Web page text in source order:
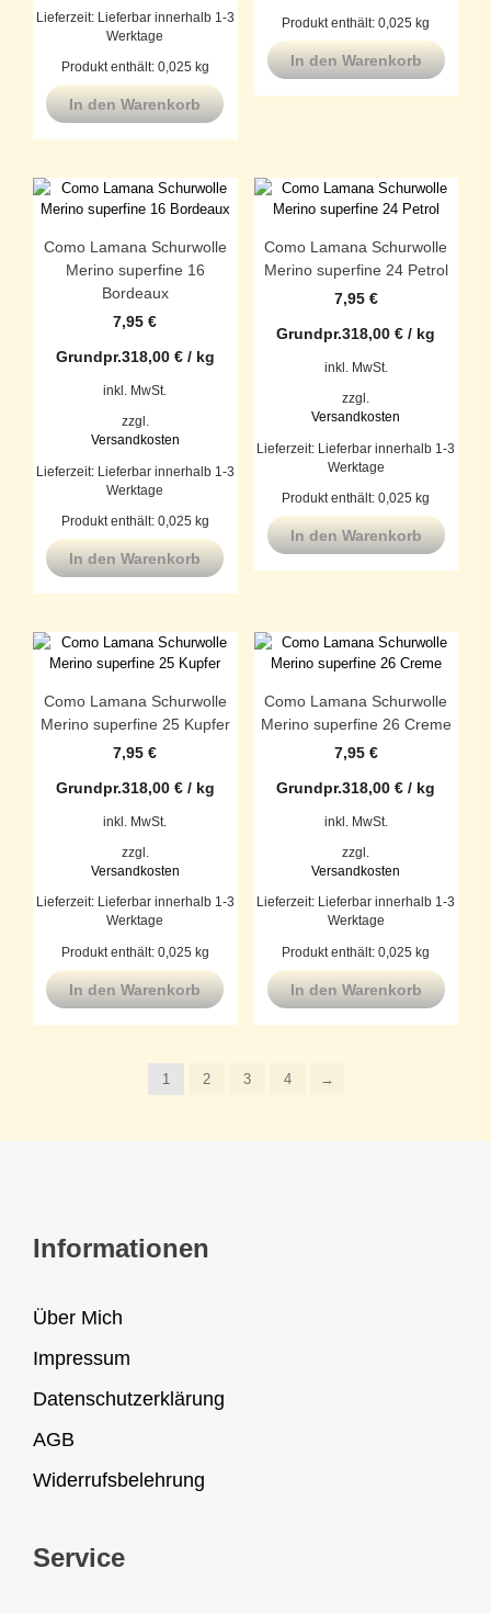
Lieferzeit: Lieferbar innerhalb 1-3
Werktage
Produkt enthält: 0,025 kg
In den Warenkorb
Produkt enthält: 0,025kg
In den Warenkorb
Como Lamana Schurwolle
Merino superfine 16
Bordeaux
7,95€
Grundpr.318,00 €/ kg
inkl. MwSt.
zzgl.
Versandkosten
Lieferzeit: Lieferbar innerhalb 1-3
Werktage
Produkt enthält: 0,025 kg
In den Warenkorb
Como Lamana Schurwolle
Merino superfine 24 Petrol
7,95 €
Grundpr.318,00€ / kg
inkl. MwSt.
zzgl.
Versandkosten
Lieferzeit: Lieferbar innerhalb 1-3
Werktage
Produkt enthält: 0,025kg
In den Warenkorb
Como Lamana Schurwolle
Merino superfine 25 Kupfer
7,95€
Grundpr.318,00 €/ kg
inkl. MwSt.
zzgl.
Versandkosten
Lieferzeit:
Lieferbar innerhalb 1-3
Werktage
Produkt enthält: 0,025 kg
In den Warenkorb
Como Lamana Schurwolle
Merino superfine 26 Creme
7,95 €
Grundpr.318,00€ / kg
inkl. MwSt.
zzgl.
Versandkosten
Lieferzeit:
Lieferbar innerhalb 1-3
Werktage
Produkt enthält: 0,025kg
In den Warenkorb
1 2 3 4 →
Informationen
Über Mich
Impressum
Datenschutzerklärung
AGB
Widerrufsbelehrung
Service